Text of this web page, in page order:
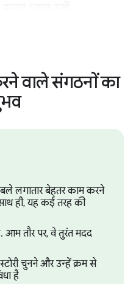
की कमी है.
वाले संगठनों का
लगातार बेहतर काम करने
ही, यह कई तरह की
आम तौर पर, वे तुरंत मदद
चुनने और उन्हें क्रम से
है